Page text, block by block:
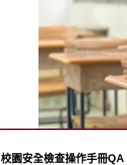
校園安全檢查操作手冊QA